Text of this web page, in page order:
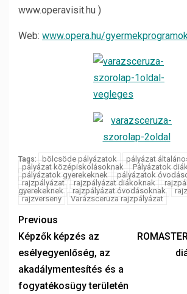
www.operavisit.hu )
Web: www.opera.hu/
Tags: bölcsöde pályázatok
pályázat
pályázat középiskolásoknak
Pályázatok
pályázatok gyerekeknek
pályázatok
rajzpályázat
rajzpályázat diákoknak
gyerekeknek
rajzpályázat óvodásoknak
rajzverseny
Varázsceruza rajzpályázat
Previous
Képzők képzés az
esélyegyenlőség, az
akadálymentesítés és a
fogyatékosügy területén